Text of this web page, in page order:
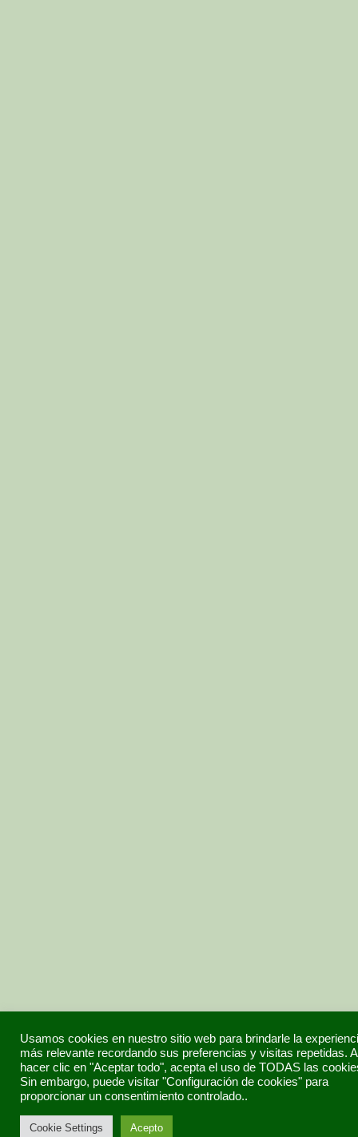
Usamos cookies en nuestro sitio web para brindarle la
más relevante recordando sus preferencias y visitas repetidas.
hacer clic en "Aceptar todo", acepta el uso de TODAS las
Sin embargo, puede visitar "Configuración de cookies" para
proporcionar un consentimiento controlado..
Cookie Settings Acepto